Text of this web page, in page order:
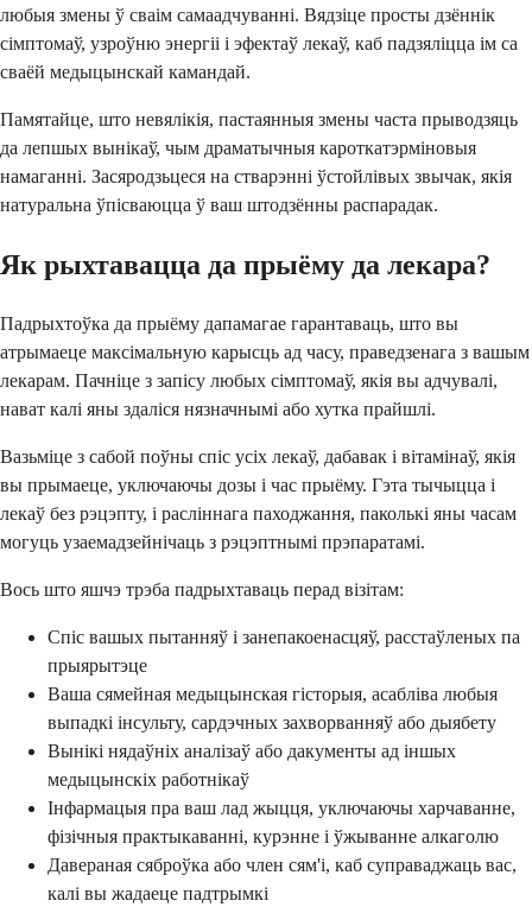
любыя змены ў сваім самаадчуванні. Вядзіце просты дзённік
сімптомаў, узроўню энергіі і эфектаў лекаў, каб падзяліцца ім са
сваёй медыцынскай камандай.
Памятайце, што невялікія, пастаянныя змены часта прыводзяць
да лепшых вынікаў, чым драматычныя кароткатэрміновыя
намаганні. Засяродзьцеся на стварэнні ўстойлівых звычак, якія
натуральна ўпісваюцца ў ваш штодзённы распарадак.
Як рыхтавацца да прыёму да лекара?
Падрыхтоўка да прыёму дапамагае гарантаваць, што вы
атрымаеце максімальную карысць ад часу, праведзенага з вашым
лекарам. Пачніце з запісу любых сімптомаў, якія вы адчувалі,
нават калі яны здаліся нязначнымі або хутка прайшлі.
Вазьміце з сабой поўны спіс усіх лекаў, дабавак і вітамінаў, якія
вы прымаеце, уключаючы дозы і час прыёму. Гэта тычыцца і
лекаў без рэцэпту, і расліннага паходжання, паколькі яны часам
могуць узаемадзейнічаць з рэцэптнымі прэпаратамі.
Вось што яшчэ трэба падрыхтаваць перад візітам:
Спіс вашых пытанняў і занепакоенасцяў, расстаўленых па
прыярытэце
Ваша сямейная медыцынская гісторыя, асабліва любыя
выпадкі інсульту, сардэчных захворванняў або дыябету
Вынікі нядаўніх аналізаў або дакументы ад іншых
медыцынскіх работнікаў
Інфармацыя пра ваш лад жыцця, уключаючы харчаванне,
фізічныя практыкаванні, курэнне і ўжыванне алкаголю
Давераная сяброўка або член сям'і, каб суправаджаць вас,
калі вы жадаеце падтрымкі